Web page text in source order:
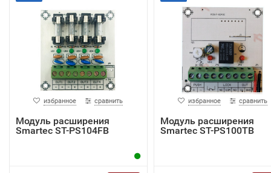
избранное сравнить
Модуль расширения
Smartec ST-PS104FB
избранное сравнить
Модуль расширения
Smartec ST-PS100TB